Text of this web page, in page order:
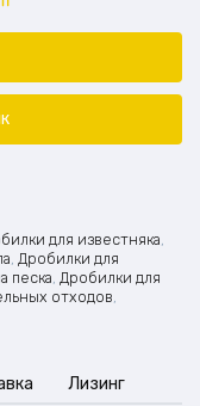
для известняка,
, Дробилки для
песка, Дробилки для
отходов,
Лизинг